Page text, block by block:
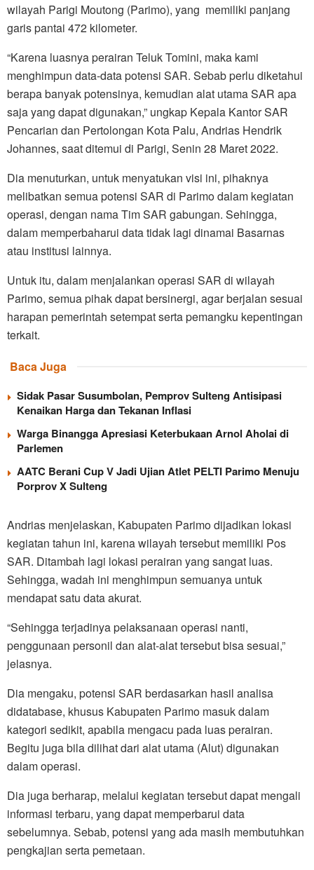
wilayah Parigi Moutong (Parimo), yang memiliki panjang
garis pantai 472 kilometer.
“Karena luasnya perairan Teluk Tomini, maka kami
menghimpun data-data potensi SAR. Sebab perlu diketahui
berapa banyak potensinya, kemudian alat utama SAR apa
saja yang dapat digunakan,” ungkap Kepala Kantor SAR
Pencarian dan Pertolongan Kota Palu, Andrias Hendrik
Johannes, saat ditemui di Parigi, Senin 28 Maret 2022.
Dia menuturkan, untuk menyatukan visi ini, pihaknya
melibatkan semua potensi SAR di Parimo dalam kegiatan
operasi, dengan nama Tim SAR gabungan. Sehingga,
dalam memperbaharui data tidak lagi dinamai Basarnas
atau institusi lainnya.
Untuk itu, dalam menjalankan operasi SAR di wilayah
Parimo, semua pihak dapat bersinergi, agar berjalan sesuai
harapan pemerintah setempat serta pemangku kepentingan
terkait.
Baca Juga
Sidak Pasar Susumbolan, Pemprov Sulteng Antisipasi
Kenaikan Harga dan Tekanan Inflasi
Warga Binangga Apresiasi Keterbukaan Arnol Aholai di
Parlemen
AATC Berani Cup V Jadi Ujian Atlet PELTI Parimo Menuju
Porprov X Sulteng
Andrias menjelaskan, Kabupaten Parimo dijadikan lokasi
kegiatan tahun ini, karena wilayah tersebut memiliki Pos
SAR. Ditambah lagi lokasi perairan yang sangat luas.
Sehingga, wadah ini menghimpun semuanya untuk
mendapat satu data akurat.
“Sehingga terjadinya pelaksanaan operasi nanti,
penggunaan personil dan alat-alat tersebut bisa sesuai,”
jelasnya.
Dia mengaku, potensi SAR berdasarkan hasil analisa
didatabase, khusus Kabupaten Parimo masuk dalam
kategori sedikit, apabila mengacu pada luas perairan.
Begitu juga bila dilihat dari alat utama (Alut) digunakan
dalam operasi.
Dia juga berharap, melalui kegiatan tersebut dapat mengali
informasi terbaru, yang dapat memperbarui data
sebelumnya. Sebab, potensi yang ada masih membutuhkan
pengkajian serta pemetaan.